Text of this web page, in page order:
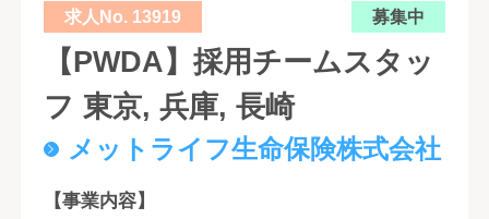
求人No. 13919 募集中
【PWDA】採用チームスタッ
フ 東京, 兵庫, 長崎
メットライフ生命保険株式会社
【事業内容】